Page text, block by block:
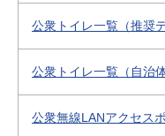
公衆トイレ一覧（推奨
公衆トイレ一覧（自治
公衆無線LANアクセス